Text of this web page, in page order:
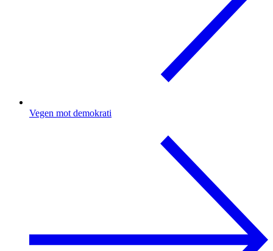
Vegen mot demokrati